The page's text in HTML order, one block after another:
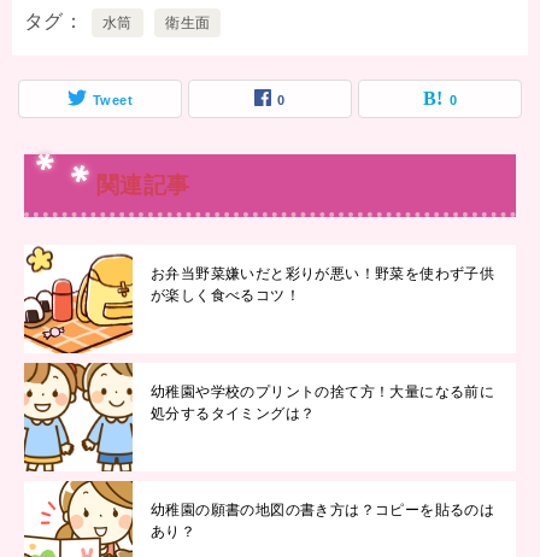
タグ 水筒 衛生面
Tweet 0 0
関連記事
お弁当野菜嫌いだと彩りが悪い！野菜を使わず子供
が楽しく食べるコツ！
幼稚園や学校のプリントの捨て方！大量になる前に
処分するタイミングは？
幼稚園の願書の地図の書き方は？コピーを貼るのは
あり？